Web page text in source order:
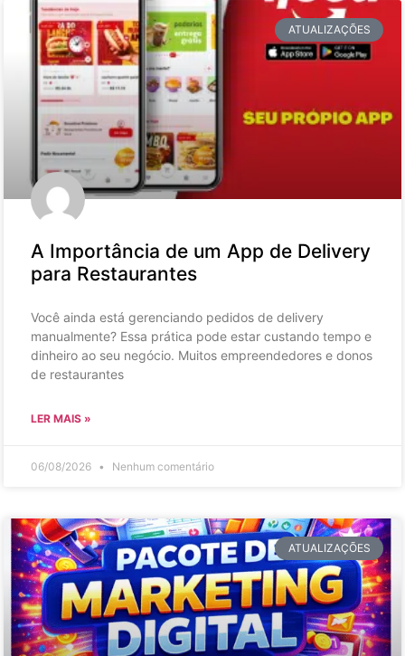
ATUALIZAÇÕES
A Importância de um App de Delivery
para Restaurantes
Você ainda está gerenciando pedidos de delivery
manualmente? Essa prática pode estar custando tempo e
dinheiro ao seu negócio. Muitos empreendedores e donos
de restaurantes
LER MAIS »
06/08/2026 Nenhum comentário
ATUALIZAÇÕES